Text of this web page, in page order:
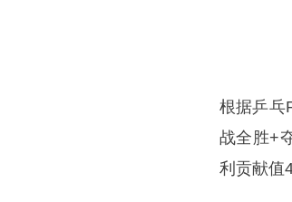
根据乒乓
战全胜+
利贡献值